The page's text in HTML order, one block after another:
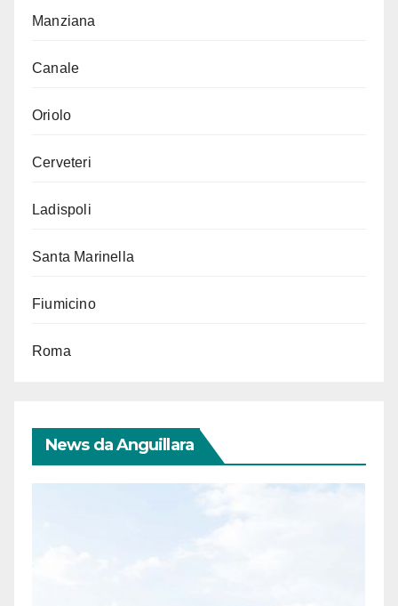
Manziana
Canale
Oriolo
Cerveteri
Ladispoli
Santa Marinella
Fiumicino
Roma
News da Anguillara